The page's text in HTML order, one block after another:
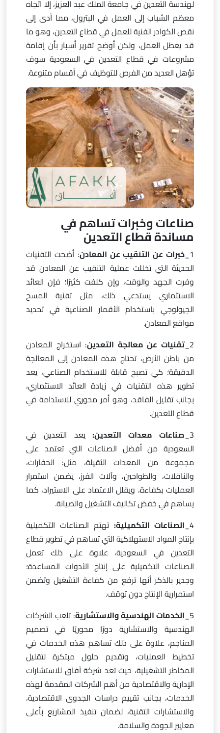
لهندسة التعدين في جامعة الملك عبد العزيز، إلا اتجاه
معظم الشباب إلى العمل في البترول، مما أدى إلى
نقص الكوادر الفنية للعمل في قطاع التعدين، وهو ما
قد يعطل العمل، ولكن أوضح تقرير أسبار بأن إقامة
مشروعات في قطاع التعدين في السعودية سوف
تؤهل العديد من الفرص للتوظيف في أقسام متنوعة.
صناعات وخبرات تساهم في
مساندة قطاع التعدين
1_ خبرات عن التنقيب عن المعادن: أضحت التقنيات
الحديثة التي تخللت عملية التنقيب عن المعادن قد
وفرت الجهد والوقت، وإن كلفت كثيرًا؛ فإن العائد
الاستثماري يستدعي ذلك، مثل تقنية المسح
الجيولوجي باستخدام الأقمار الصناعية في تحديد
مواقع المعادن.
2_ تقنيات عن معالجة التعدين: استخراج المعادن
من باطن الأرض، تحتاج هذه المعادن إلى المعالجة
الدقيقة؛ كي تصبح قابلة للاستخدام الصناعي، يعد
تطوير هذه التقنيات في زيادة العائد الاستثماري،
بجانب تقليل الفاقد، وهو أمر محوري للاستدامة في
قطاع التعدين.
3_ صناعات معدات التعدين:يعد التعدين في
السعودية من أفضل الصناعات التي تعتمد على
مجموعة من المعدات الثقيلة، مثل: الحفارات،
والناقلات، والطواحين، وآلات الفرز، يضمن استمرار
العمليات بكفاءة، ويقلل الاعتماد على الاستيراد، كما
يساهم في خفض تكاليف التشغيل والصيانة.
4_ الصناعات التكميلية: تهتم الصناعات التكميلية
بإنتاج المواد الاستهلاكية التي تساهم في تطوير قطاع
التعدين في السعودية، علاوة على ذلك تعمل
الصناعات التكميلية على إنتاج الأدوات المساعدة؛
وجدير بالذكر أنها ترفع من كفاءة التشغيل وتضمن
استمرارية الإنتاج دون توقف.
5_ الخدمات الهندسية والاستشارية: تلعب الشركات
الهندسية والاستشارية دورًا محوريًا في تصميم
المناجم، علاوة على ذلك تساهم هذه الخدمات في
تخطيط العمليات، وتقديم حلول مبتكرة لتقليل
المخاطر التشغيلية، حيث تعد شركة آفاق للاستشارات
الإدارية والاقتصادية من أهم الشركات المقدمة لهذه
الخدمات، بجانب تقييم دراسات الجدوى الاقتصادية،
والاستشارات التقنية، لضمان تنفيذ المشاريع بأعلى
معايير الجودة والسلامة.